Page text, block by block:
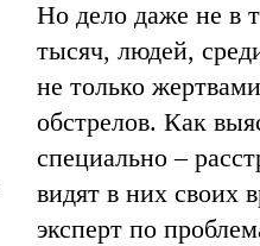
Но дело даже не в
тысяч, людей,
не только
обстрелов. Как
специально –
видят в них своих
эксперт по